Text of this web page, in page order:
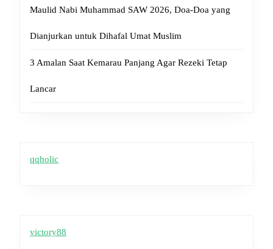
Maulid Nabi Muhammad SAW 2026, Doa-Doa yang
Dianjurkan untuk Dihafal Umat Muslim
3 Amalan Saat Kemarau Panjang Agar Rezeki Tetap
Lancar
qqholic
victory88